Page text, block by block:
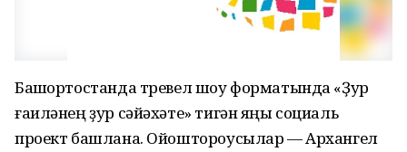
Башҡортостанда тревел шоу форматында «Ҙур
ғаиләнең ҙур сәйәхәте» тигән яңы социаль
проект башлана. Ойоштороусылар — Архангел